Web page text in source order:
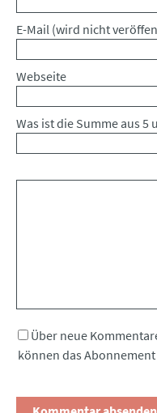
Pflichtfeld
E-Mail (wird nicht
Webseite
Was ist die Summe aus 5
Über neue
können das